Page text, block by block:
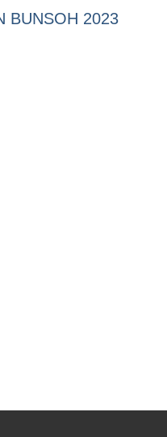
BUNSOH 2023